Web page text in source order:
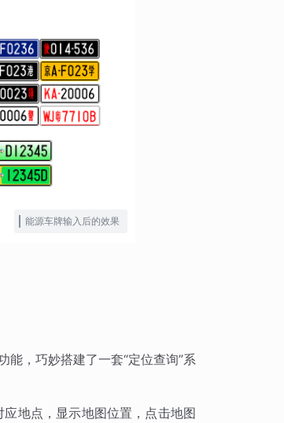
能源车牌输入后的效果
能，巧妙搭建了一套“定位查询”系
地点，显示地图位置，点击地图